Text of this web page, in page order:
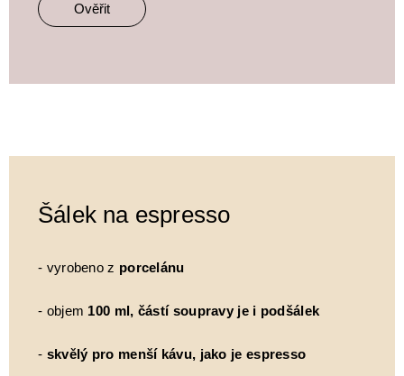
Ověřit
Šálek na espresso
- vyrobeno z porcelánu
- objem 100 ml, částí soupravy je i podšálek
- skvělý pro menší kávu, jako je espresso